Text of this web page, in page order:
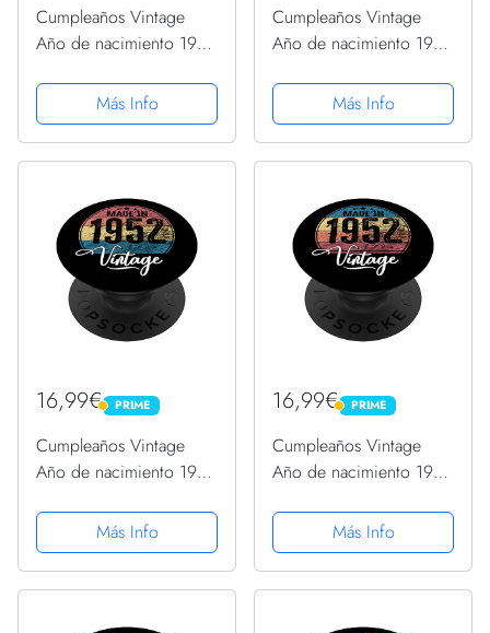
Cumpleaños Vintage
Año de nacimiento 1952
PopSockets PopGrip
Intercambiable
Más Info
Cumpleaños Vintage
Año de nacimiento 1952
PopSockets PopGrip
Intercambiable
Más Info
16,99€ PRIME
PRIME
Cumpleaños Vintage
Año de nacimiento 1952
PopSockets PopGrip
Intercambiable
Más Info
16,99€ PRIME
PRIME
Cumpleaños Vintage
Año de nacimiento 1952
PopSockets PopGrip
Intercambiable
Más Info